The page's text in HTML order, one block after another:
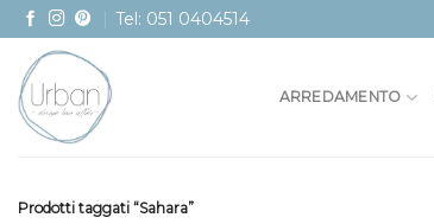
Skip
to
content
Tel: 051 0404514
ARREDAMENTO
Prodotti taggati “Sahara”